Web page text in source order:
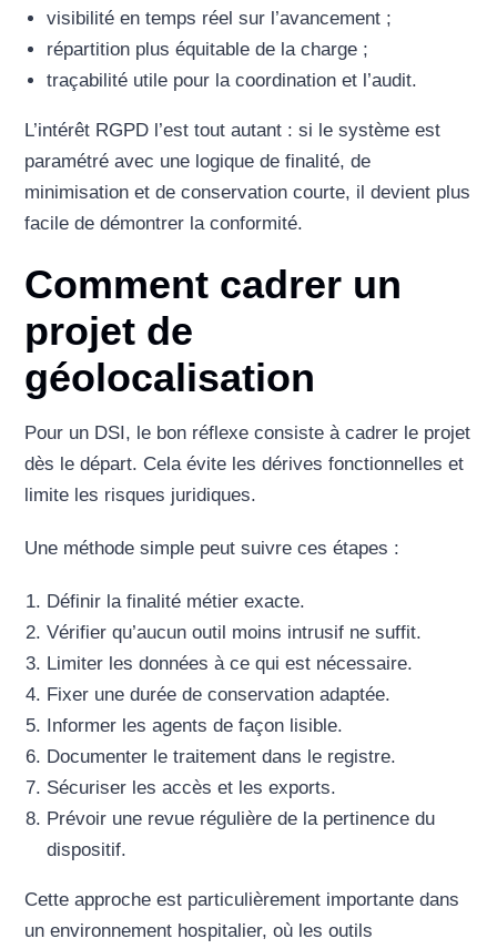
visibilité en temps réel sur l’avancement ;
répartition plus équitable de la charge ;
traçabilité utile pour la coordination et l’audit.
L’intérêt RGPD l’est tout autant : si le système est
paramétré avec une logique de finalité, de
minimisation et de conservation courte, il devient plus
facile de démontrer la conformité.
Comment cadrer un
projet de
géolocalisation
Pour un DSI, le bon réflexe consiste à cadrer le projet
dès le départ. Cela évite les dérives fonctionnelles et
limite les risques juridiques.
Une méthode simple peut suivre ces étapes :
Définir la finalité métier exacte.
Vérifier qu’aucun outil moins intrusif ne suffit.
Limiter les données à ce qui est nécessaire.
Fixer une durée de conservation adaptée.
Informer les agents de façon lisible.
Documenter le traitement dans le registre.
Sécuriser les accès et les exports.
Prévoir une revue régulière de la pertinence du
dispositif.
Cette approche est particulièrement importante dans
un environnement hospitalier, où les outils